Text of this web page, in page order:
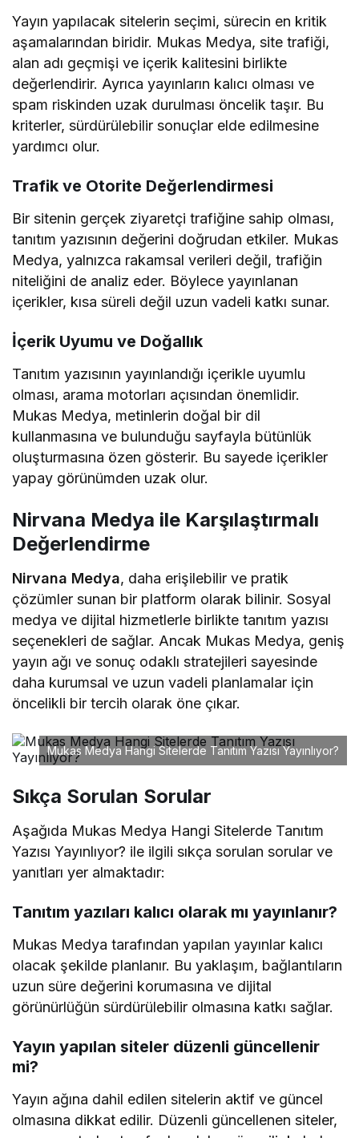
Yayın yapılacak sitelerin seçimi, sürecin en kritik
aşamalarından biridir. Mukas Medya, site trafiği,
alan adı geçmişi ve içerik kalitesini birlikte
değerlendirir. Ayrıca yayınların kalıcı olması ve
spam riskinden uzak durulması öncelik taşır. Bu
kriterler, sürdürülebilir sonuçlar elde edilmesine
yardımcı olur.
Trafik ve Otorite Değerlendirmesi
Bir sitenin gerçek ziyaretçi trafiğine sahip olması,
tanıtım yazısının değerini doğrudan etkiler. Mukas
Medya, yalnızca rakamsal verileri değil, trafiğin
niteliğini de analiz eder. Böylece yayınlanan
içerikler, kısa süreli değil uzun vadeli katkı sunar.
İçerik Uyumu ve Doğallık
Tanıtım yazısının yayınlandığı içerikle uyumlu
olması, arama motorları açısından önemlidir.
Mukas Medya, metinlerin doğal bir dil
kullanmasına ve bulunduğu sayfayla bütünlük
oluşturmasına özen gösterir. Bu sayede içerikler
yapay görünümden uzak olur.
Nirvana Medya ile Karşılaştırmalı
Değerlendirme
Nirvana Medya, daha erişilebilir ve pratik
çözümler sunan bir platform olarak bilinir. Sosyal
medya ve dijital hizmetlerle birlikte tanıtım yazısı
seçenekleri de sağlar. Ancak Mukas Medya, geniş
yayın ağı ve sonuç odaklı stratejileri sayesinde
daha kurumsal ve uzun vadeli planlamalar için
öncelikli bir tercih olarak öne çıkar.
Mukas Medya Hangi Sitelerde Tanıtım Yazısı Yayınlıyor?
Sıkça Sorulan Sorular
Aşağıda Mukas Medya Hangi Sitelerde Tanıtım
Yazısı Yayınlıyor? ile ilgili sıkça sorulan sorular ve
yanıtları yer almaktadır:
Tanıtım yazıları kalıcı olarak mı yayınlanır?
Mukas Medya tarafından yapılan yayınlar kalıcı
olacak şekilde planlanır. Bu yaklaşım, bağlantıların
uzun süre değerini korumasına ve dijital
görünürlüğün sürdürülebilir olmasına katkı sağlar.
Yayın yapılan siteler düzenli güncellenir
mi?
Yayın ağına dahil edilen sitelerin aktif ve güncel
olmasına dikkat edilir. Düzenli güncellenen siteler,